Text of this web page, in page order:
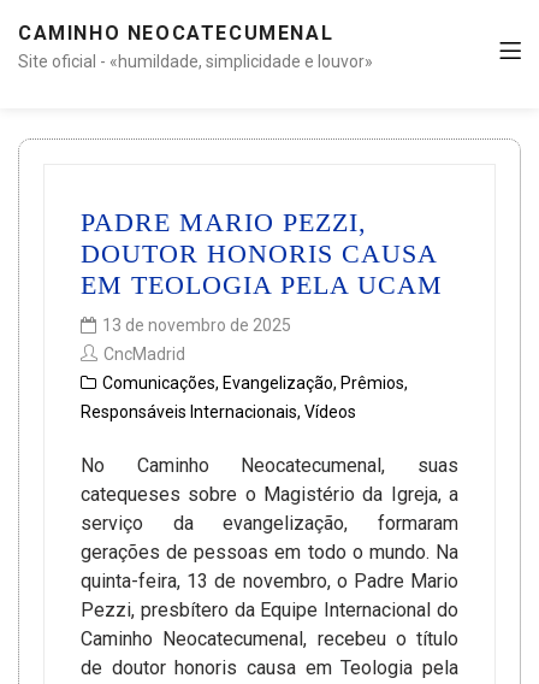
CAMINHO NEOCATECUMENAL
Site oficial - «humildade, simplicidade e louvor»
PADRE MARIO PEZZI,
DOUTOR HONORIS CAUSA
EM TEOLOGIA PELA UCAM
13 de novembro de 2025
CncMadrid
Comunicações, Evangelização, Prêmios,
Responsáveis Internacionais, Vídeos
No Caminho Neocatecumenal, suas
catequeses sobre o Magistério da Igreja, a
serviço da evangelização, formaram
gerações de pessoas em todo o mundo. Na
quinta-feira, 13 de novembro, o Padre Mario
Pezzi, presbítero da Equipe Internacional do
Caminho Neocatecumenal, recebeu o título
de doutor honoris causa em Teologia pela